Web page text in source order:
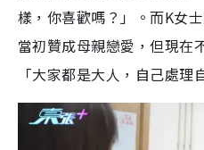
樣，你喜歡嗎？」。而K女
當初贊成母親戀愛，但現在
「大家都是大人，自己處理